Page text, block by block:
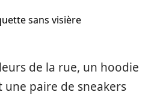
sans visière
de la rue, un hoodie
une paire de sneakers